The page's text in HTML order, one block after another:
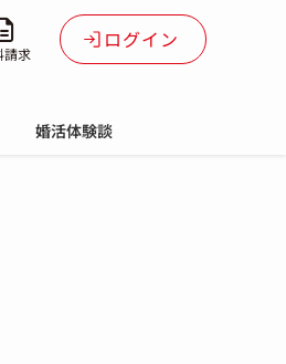
請求
ログイン
婚活体験談